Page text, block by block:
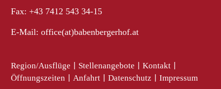
Fax: +43 7412 543 34-15
E-Mail:office(at)babenbergerhof.at
Region/Ausflüge Stellenangebote Kontakt
Öffnungszeiten Anfahrt Datenschutz Impressum